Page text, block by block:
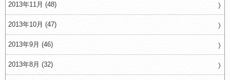
2013年11月 (48)
2013年10月 (47)
2013年9月 (46)
2013年8月 (32)